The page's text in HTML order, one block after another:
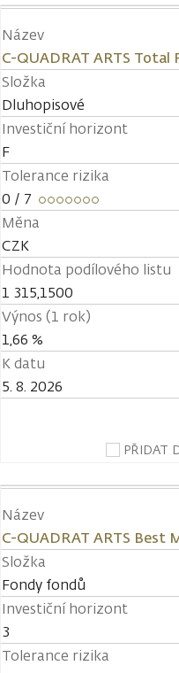
Název
C-QUADRAT ARTS Total
Složka
Dluhopisové
Investiční horizont
F
Tolerance rizika
0 / 7
Měna
CZK
Hodnota podílového listu
1 315,1500
Výnos (1 rok)
1,66 %
K datu
5. 8. 2026
PŘIDAT
Název
C-QUADRAT ARTS Best
Složka
Fondy fondů
Investiční horizont
3
Tolerance rizika